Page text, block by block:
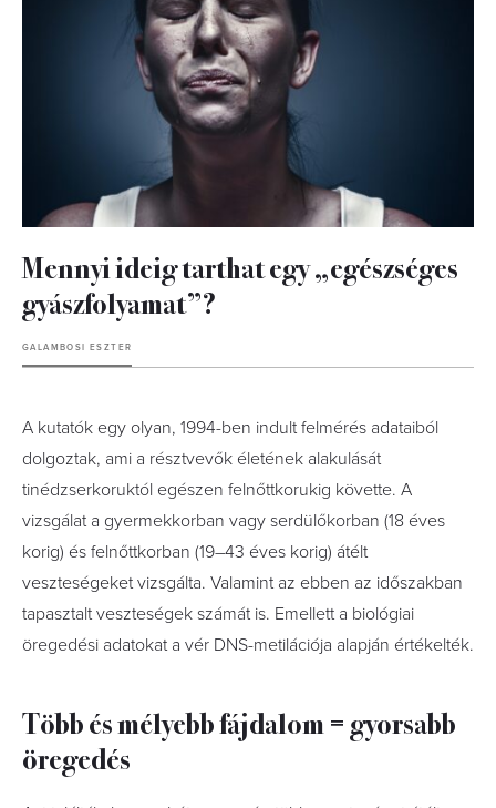
Mennyi ideig tarthat egy „egészséges
gyászfolyamat”?
GALAMBOSI ESZTER
A kutatók egy olyan, 1994-ben indult felmérés adataiból
dolgoztak, ami a résztvevők életének alakulását
tinédzserkoruktól egészen felnőttkorukig követte. A
vizsgálat a gyermekkorban vagy serdülőkorban (18 éves
korig) és felnőttkorban (19–43 éves korig) átélt
veszteségeket vizsgálta. Valamint az ebben az időszakban
tapasztalt veszteségek számát is. Emellett a biológiai
öregedési adatokat a vér DNS-metilációja alapján értékelték.
Több és mélyebb fájdalom = gyorsabb
öregedés